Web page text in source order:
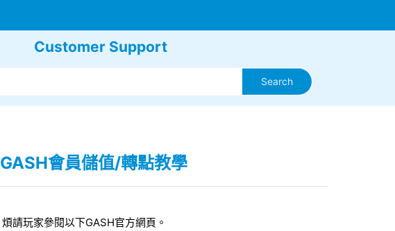
Customer Support
GASH會員儲值/轉點教學
煩請玩家參閱以下GASH官方網頁。